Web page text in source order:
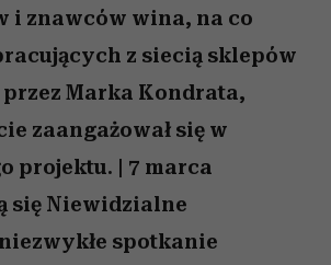
i znawców wina, na co
z siecią sklepów
Marka Kondrata,
zaangażował się w
projektu. | 7 marca
się Niewidzialne
spotkanie